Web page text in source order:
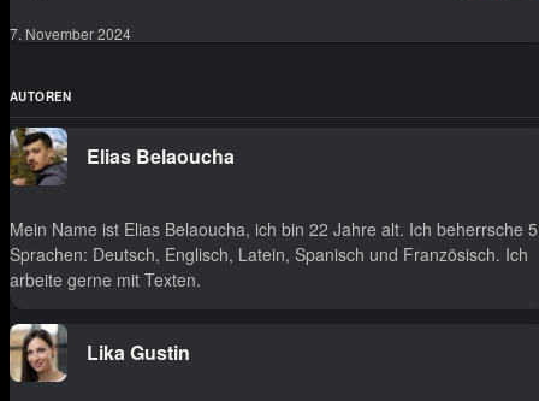
7. November 2024
AUTOREN
Elias Belaoucha
Mein Name ist Elias Belaoucha, ich bin 22 Jahre alt. Ich beherrsche 5
Sprachen: Deutsch, Englisch, Latein, Spanisch und Französisch. Ich
arbeite gerne mit Texten.
Lika Gustin